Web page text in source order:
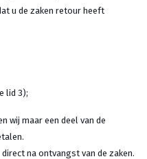
u de zaken retour heeft
lid 3);
wij maar een deel van de
na ontvangst van de zaken.